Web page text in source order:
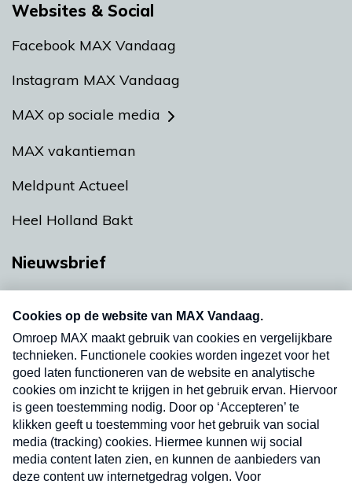
Websites & Social
Facebook MAX Vandaag
Instagram MAX Vandaag
MAX op sociale media
MAX vakantieman
Meldpunt Actueel
Heel Holland Bakt
Nieuwsbrief
nieuwsbrief. Elke vrijdag- en dinsdagochtend in
uw mailbox.
Verzend